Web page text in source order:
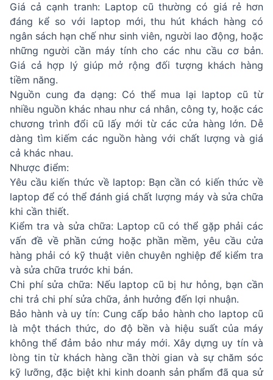
Giá cả cạnh tranh: Laptop cũ thường có giá rẻ hơn
đáng kể so với laptop mới, thu hút khách hàng có
ngân sách hạn chế như sinh viên, người lao động, hoặc
những người cần máy tính cho các nhu cầu cơ bản.
Giá cả hợp lý giúp mở rộng đối tượng khách hàng
tiềm năng.
Nguồn cung đa dạng: Có thể mua lại laptop cũ từ
nhiều nguồn khác nhau như cá nhân, công ty, hoặc các
chương trình đổi cũ lấy mới từ các cửa hàng lớn. Dễ
dàng tìm kiếm các nguồn hàng với chất lượng và giá
cả khác nhau.
Nhược điểm:
Yêu cầu kiến thức về laptop: Bạn cần có kiến thức về
laptop để có thể đánh giá chất lượng máy và sửa chữa
khi cần thiết.
Kiểm tra và sửa chữa: Laptop cũ có thể gặp phải các
vấn đề về phần cứng hoặc phần mềm, yêu cầu cửa
hàng phải có kỹ thuật viên chuyên nghiệp để kiểm tra
và sửa chữa trước khi bán.
Chi phí sửa chữa: Nếu laptop cũ bị hư hỏng, bạn cần
chi trả chi phí sửa chữa, ảnh hưởng đến lợi nhuận.
Bảo hành và uy tín: Cung cấp bảo hành cho laptop cũ
là một thách thức, do độ bền và hiệu suất của máy
không thể đảm bảo như máy mới. Xây dựng uy tín và
lòng tin từ khách hàng cần thời gian và sự chăm sóc
kỹ lưỡng, đặc biệt khi kinh doanh sản phẩm đã qua sử